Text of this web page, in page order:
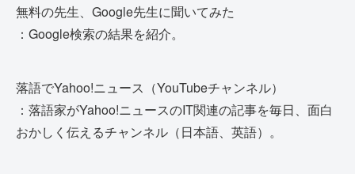
無料の先生、Google先生に聞いてみた
：Google検索の結果を紹介。
落語でYahoo!ニュース（YouTubeチャンネル）
：落語家がYahoo!ニュースのIT関連の記事を毎日、面白
おかしく伝えるチャンネル（日本語、英語）。